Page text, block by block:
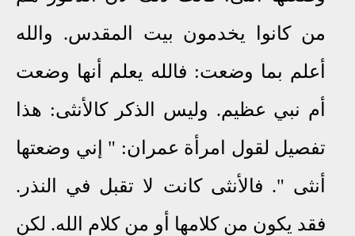
من كانوا يخدمون بيت المقدس. والله
أعلم بما وضعت: فالله يعلم أنها وضعت
أم نبي عظيم. وليس الذكر كالأنثى: هذا
تفصيل لقول امرأة عمران: " إني وضعتها
أنثى ". فالأنثى كانت لا تقبل في النذر.
فقد يكون من كلامها أو من كلام الله. لكن